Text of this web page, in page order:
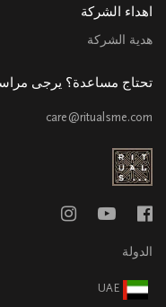
اهداء الشركة
هدية الشركة
تحتاج مساعدة؟ يرجى
care@ritualsme.com
الدولة
UAE